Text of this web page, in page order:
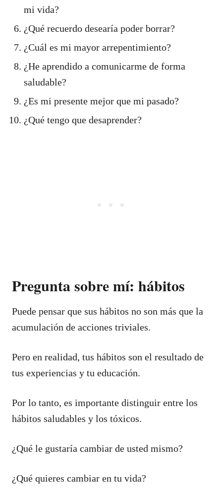
mi vida?
¿Qué recuerdo desearía poder borrar?
¿Cuál es mi mayor arrepentimiento?
¿He aprendido a comunicarme de forma
saludable?
¿Es mi presente mejor que mi pasado?
¿Qué tengo que desaprender?
Pregunta sobre mí: hábitos
Puede pensar que sus hábitos no son más que la
acumulación de acciones triviales.
Pero en realidad, tus hábitos son el resultado de
tus experiencias y tu educación.
Por lo tanto, es importante distinguir entre los
hábitos saludables y los tóxicos.
¿Qué le gustaría cambiar de usted mismo?
¿Qué quieres cambiar en tu vida?